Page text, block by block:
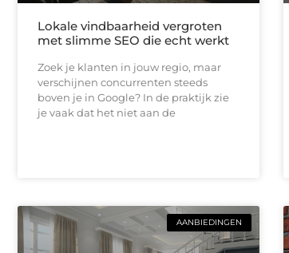
Lokale vindbaarheid vergroten
met slimme SEO die echt werkt
Zoek je klanten in jouw regio, maar
verschijnen concurrenten steeds
boven je in Google? In de praktijk zie
je vaak dat het niet aan de
AANBIEDINGEN